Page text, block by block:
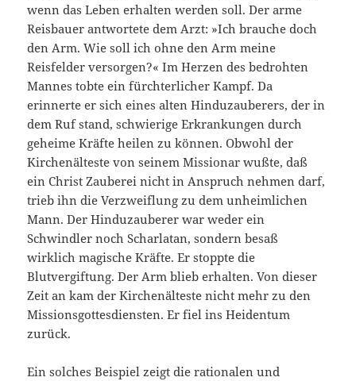
wenn das Leben erhalten werden soll. Der arme
Reisbauer antwortete dem Arzt: »Ich brauche doch
den Arm. Wie soll ich ohne den Arm meine
Reisfelder versorgen?« Im Herzen des bedrohten
Mannes tobte ein fürchterlicher Kampf. Da
erinnerte er sich eines alten Hinduzauberers, der in
dem Ruf stand, schwierige Erkrankungen durch
geheime Kräfte heilen zu können. Obwohl der
Kirchenälteste von seinem Missionar wußte, daß
ein Christ Zauberei nicht in Anspruch nehmen darf,
trieb ihn die Verzweiflung zu dem unheimlichen
Mann. Der Hinduzauberer war weder ein
Schwindler noch Scharlatan, sondern besaß
wirklich magische Kräfte. Er stoppte die
Blutvergiftung. Der Arm blieb erhalten. Von dieser
Zeit an kam der Kirchenälteste nicht mehr zu den
Missionsgottesdiensten. Er fiel ins Heidentum
zurück.
Ein solches Beispiel zeigt die rationalen und